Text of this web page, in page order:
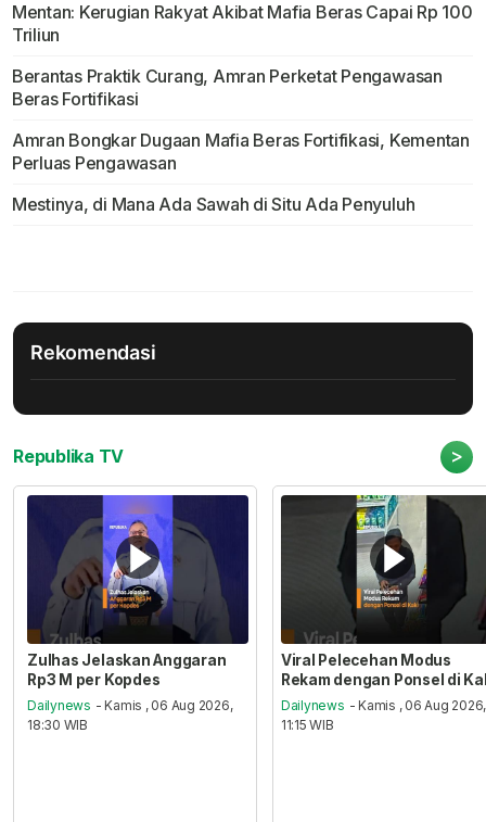
Mentan: Kerugian Rakyat Akibat Mafia Beras Capai Rp 100
Triliun
Berantas Praktik Curang, Amran Perketat Pengawasan
Beras Fortifikasi
Amran Bongkar Dugaan Mafia Beras Fortifikasi, Kementan
Perluas Pengawasan
Mestinya, di Mana Ada Sawah di Situ Ada Penyuluh
Rekomendasi
Republika TV >
Zulhas Jelaskan Anggaran
Rp3 M per Kopdes
Dailynews - Kamis , 06 Aug 2026,
18:30 WIB
Viral Pelecehan Modus
Rekam dengan Ponsel di
Dailynews - Kamis , 06 Aug 2026,
11:15 WIB